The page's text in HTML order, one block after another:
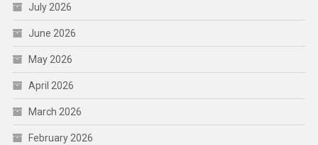
July 2026
June 2026
May 2026
April 2026
March 2026
February 2026